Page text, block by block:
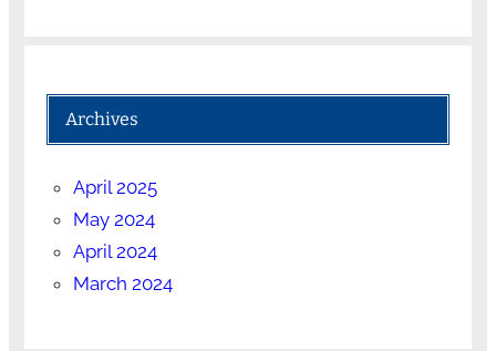
Archives
April 2025
May 2024
April 2024
March 2024